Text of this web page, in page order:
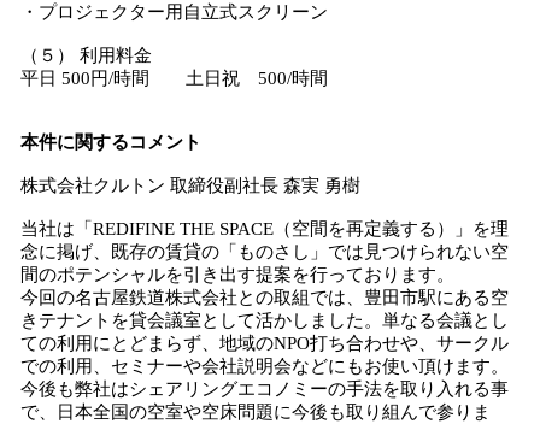
・プロジェクター用自立式スクリーン
（５） 利用料金
平日 500円/時間 土日祝 500/時間
本件に関するコメント
株式会社クルトン 取締役副社長 森実 勇樹
当社は「REDIFINE THE SPACE（空間を再定義する）」を理
念に掲げ、既存の賃貸の「ものさし」では見つけられない空
間のポテンシャルを引き出す提案を行っております。
今回の名古屋鉄道株式会社との取組では、豊田市駅にある空
きテナントを貸会議室として活かしました。単なる会議とし
ての利用にとどまらず、地域のNPO打ち合わせや、サークル
での利用、セミナーや会社説明会などにもお使い頂けます。
今後も弊社はシェアリングエコノミーの手法を取り入れる事
で、日本全国の空室や空床問題に今後も取り組んで参りま